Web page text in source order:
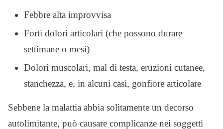
Febbre alta improvvisa
Forti dolori articolari (che possono durare
settimane o mesi)
Dolori muscolari, mal di testa, eruzioni cutanee,
stanchezza, e, in alcuni casi, gonfiore articolare
Sebbene la malattia abbia solitamente un decorso
autolimitante, può causare complicanze nei soggetti